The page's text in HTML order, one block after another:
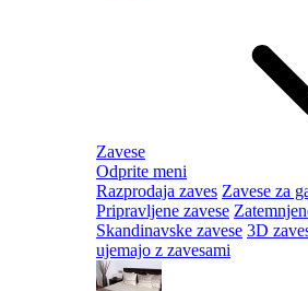
Zavese
Odprite meni
Razprodaja zaves Zavese za
Pripravljene zavese
Skandinavske zavese 3D
ujemajo z zavesami